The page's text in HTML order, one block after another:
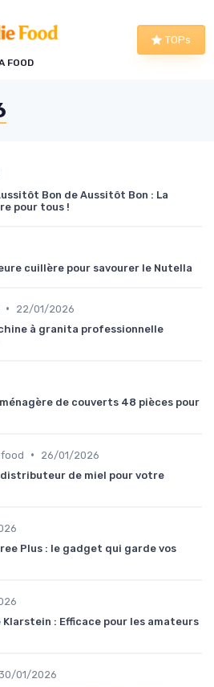
FOOD
TOPs
Bon de Aussitôt Bon : La
pour tous !
cuillère pour savourer le Nutella
•
22/01/2026
à granita professionnelle
de couverts 48 pièces pour
•
26/01/2026
de miel pour votre
Plus : le gadget qui garde vos
Klarstein : Efficace pour les amateurs
01/2026